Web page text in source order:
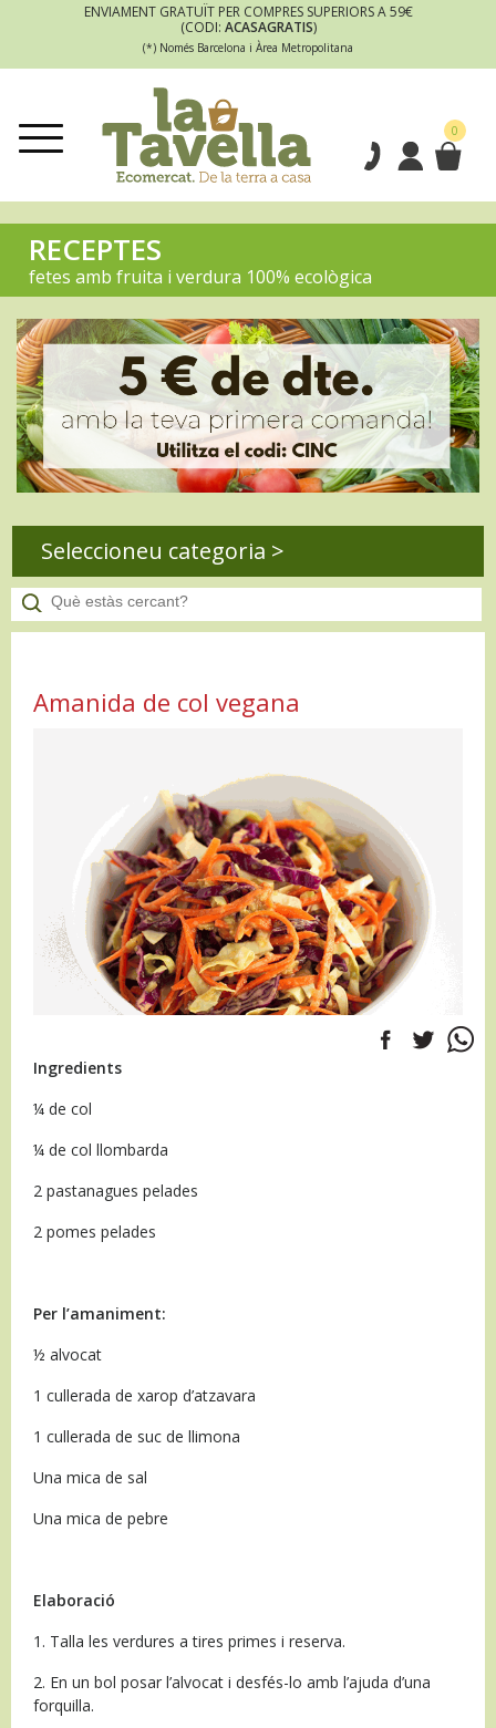
ENVIAMENT GRATUÏT PER COMPRES SUPERIORS A 59€
(CODI: ACASAGRATIS)
(*) Només Barcelona i Àrea Metropolitana
0
RECEPTES
fetes amb fruita i verdura 100% ecològica
Seleccioneu categoria >
Amanida de col vegana
Ingredients
¼ de col
¼ de col llombarda
2 pastanagues pelades
2 pomes pelades
Per l’amaniment:
½ alvocat
1 cullerada de xarop d’atzavara
1 cullerada de suc de llimona
Una mica de sal
Una mica de pebre
Elaboració
1. Talla les verdures a tires primes i reserva.
2. En un bol posar l’alvocat i desfés-lo amb l’ajuda d’una
forquilla.